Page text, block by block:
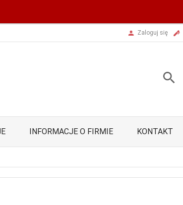
Zaloguj się
INFORMACJE O FIRMIE KONTAKT